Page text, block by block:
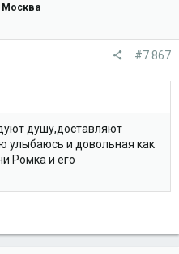
Москва
#7 867
душу,доставляют
улыбаюсь и довольная как
Ромка и его